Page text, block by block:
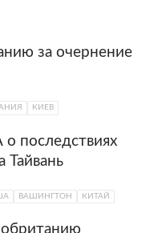
за очернение
КИЕВ
последствиях
Тайвань
ВАШИНГТОН КИТАЙ